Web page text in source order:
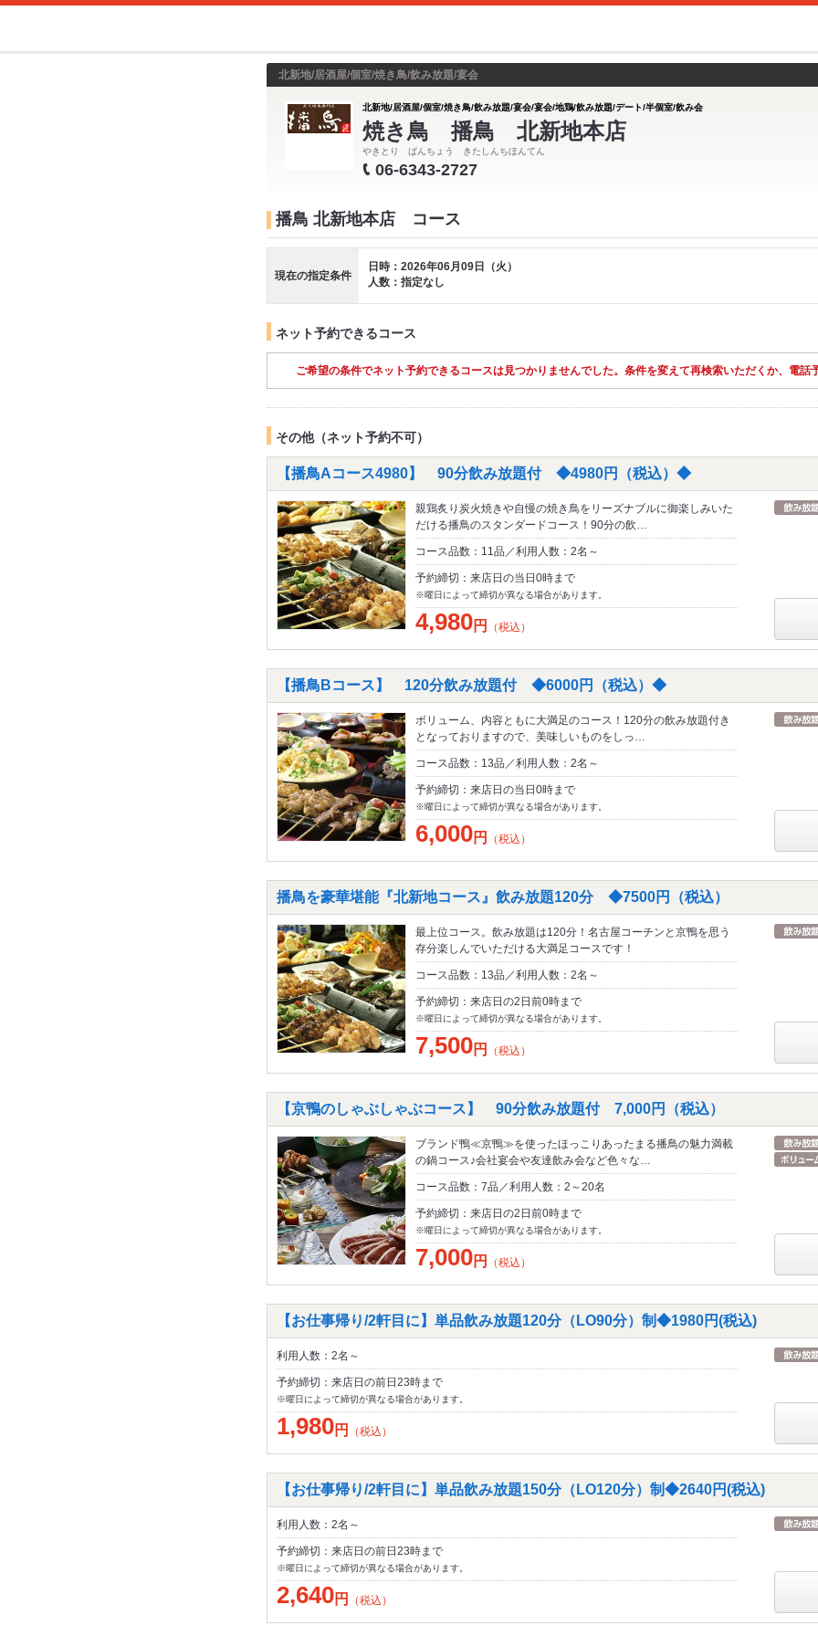
北新地/居酒屋/個室/焼き鳥/飲み放題/宴会
北新地/居酒屋/個室/焼き鳥/飲み放題/宴会/宴会/地鶏/飲み放題/デート/半個室/飲み会
焼き鳥 播鳥 北新地本店
やきとり ばんちょう きたしんちほんてん
06-6343-2727
播鳥 北新地本店 コース
現在の指定条件
日時：2026年06月09日（火）
人数：指定なし
ネット予約できるコース
ご希望の条件でネット予約できるコースは見つかりませんでした。条件を変えて再検索いただくか、電話
その他（ネット予約不可）
【播鳥Aコース4980】 90分飲み放題付 ◆4980円（税込）◆
親鶏炙り炭火焼きや自慢の焼き鳥をリーズナブルに御楽しみいた
だける播鳥のスタンダードコース！90分の飲…
コース品数：11品／利用人数：2名～
予約締切：来店日の当日0時まで
※曜日によって締切が異なる場合があります。
4,980円 （税込）
【播鳥Bコース】 120分飲み放題付 ◆6000円（税込）◆
ボリューム、内容ともに大満足のコース！120分の飲み放題付き
となっておりますので、美味しいものをしっ…
コース品数：13品／利用人数：2名～
予約締切：来店日の当日0時まで
※曜日によって締切が異なる場合があります。
6,000円 （税込）
播鳥を豪華堪能『北新地コース』飲み放題120分 ◆7500円（税込）
最上位コース。飲み放題は120分！名古屋コーチンと京鴨を思う
存分楽しんでいただける大満足コースです！
コース品数：13品／利用人数：2名～
予約締切：来店日の2日前0時まで
※曜日によって締切が異なる場合があります。
7,500円 （税込）
【京鴨のしゃぶしゃぶコース】 90分飲み放題付 7,000円（税込）
ブランド鴨≪京鴨≫を使ったほっこりあったまる播鳥の魅力満載
の鍋コース♪会社宴会や友達飲み会など色々な…
コース品数：7品／利用人数：2～20名
予約締切：来店日の2日前0時まで
※曜日によって締切が異なる場合があります。
7,000円 （税込）
【お仕事帰り/2軒目に】単品飲み放題120分（LO90分）制◆1980円(税込)
利用人数：2名～
予約締切：来店日の前日23時まで
※曜日によって締切が異なる場合があります。
1,980円 （税込）
【お仕事帰り/2軒目に】単品飲み放題150分（LO120分）制◆2640円(税込)
利用人数：2名～
予約締切：来店日の前日23時まで
※曜日によって締切が異なる場合があります。
2,640円 （税込）